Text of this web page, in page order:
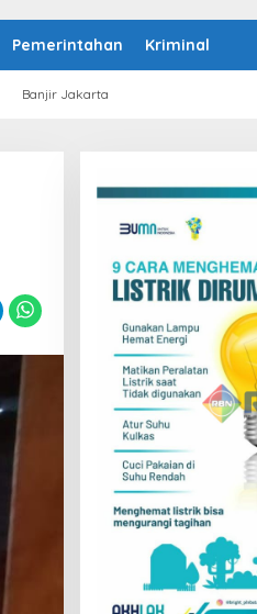
Pemerintahan Kriminal
Banjir Jakarta